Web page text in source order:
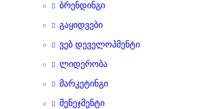
ბრენდინგი
გაყიდვები
ვებ დეველოპმენტი
ლიდერობა
მარკეტინგი
მენეჯმენტი